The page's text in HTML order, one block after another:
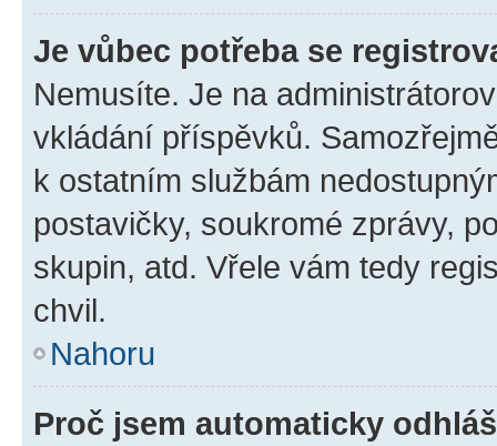
Je vůbec potřeba se
Nemusíte. Je na
vkládání příspěvků.
k ostatním službám
postavičky, soukromé zprávy,
skupin, atd. Vřele vám tedy
chvil.
Nahoru
Proč jsem automaticky